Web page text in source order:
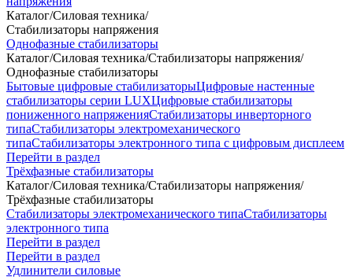
Каталог/Силовая техника/
Стабилизаторы напряжения
Однофазные стабилизаторы
Каталог/Силовая техника/Стабилизаторы напряжения/
Однофазные стабилизаторы
Бытовые цифровые стабилизаторыЦифровые настенные
стабилизаторы серии LUXЦифровые стабилизаторы
пониженного напряженияСтабилизаторы инверторного
типаСтабилизаторы электромеханического
типаСтабилизаторы электронного типа с цифровым дисплеем
Перейти в раздел
Трёхфазные стабилизаторы
Каталог/Силовая техника/Стабилизаторы напряжения/
Трёхфазные стабилизаторы
Стабилизаторы электромеханического типаСтабилизаторы
электронного типа
Перейти в раздел
Перейти в раздел
Удлинители силовые